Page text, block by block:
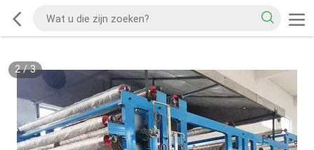
2/3